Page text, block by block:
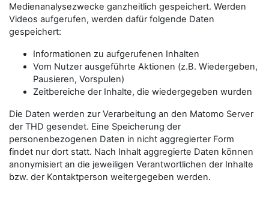
Medienanalysezwecke ganzheitlich gespeichert. Werden
Videos aufgerufen, werden dafür folgende Daten
gespeichert:
Informationen zu aufgerufenen Inhalten
Vom Nutzer ausgeführte Aktionen (z.B. Wiedergeben,
Pausieren, Vorspulen)
Zeitbereiche der Inhalte, die wiedergegeben wurden
Die Daten werden zur Verarbeitung an den Matomo Server
der THD gesendet. Eine Speicherung der
personenbezogenen Daten in nicht aggregierter Form
findet nur dort statt. Nach Inhalt aggregierte Daten können
anonymisiert an die jeweiligen Verantwortlichen der Inhalte
bzw. der Kontaktperson weitergegeben werden.